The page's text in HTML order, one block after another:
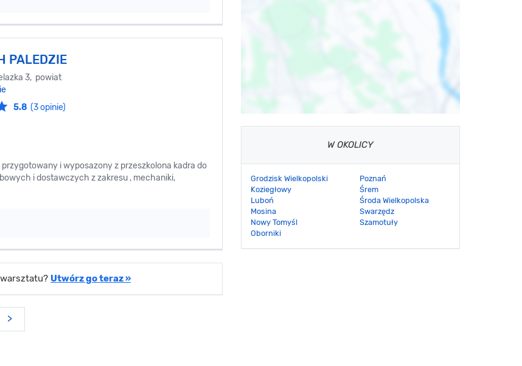
PALEDZIE
3, powiat
5.8 (3 opinie)
i wyposazony z przeszkolona kadra do
i dostawczych z zakresu , mechaniki,
Utwórz go teraz »
>
W OKOLICY
Grodzisk Wielkopolski
Koziegłowy
Luboń
Mosina
Nowy Tomyśl
Oborniki
Poznań
Śrem
Środa Wielkopolska
Swarzędz
Szamotuły